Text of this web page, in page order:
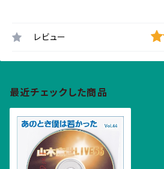
レビュー
最近チェックした商品